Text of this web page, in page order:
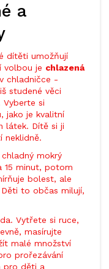
a
dítěti umožňují
volbou je chlazená
chladničce -
studené věci
si
jako je kvalitní
látek. Dítě si ji
neklidně.
mokrý
15 minut, potom
bolest, ale
to občas milují,
Vytřete si ruce,
masírujte
malé množství
prořezávání
pro děti a